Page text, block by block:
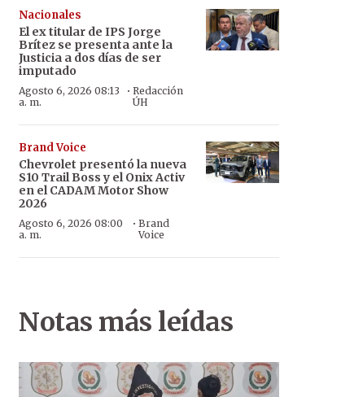
Nacionales
El ex titular de IPS Jorge
Brítez se presenta ante la
Justicia a dos días de ser
imputado
Agosto 6, 2026 08:13
a. m.
· Redacción
ÚH
Brand Voice
Chevrolet presentó la nueva
S10 Trail Boss y el Onix Activ
en el CADAM Motor Show
2026
Agosto 6, 2026 08:00
a. m.
·Brand
Voice
Notas más leídas